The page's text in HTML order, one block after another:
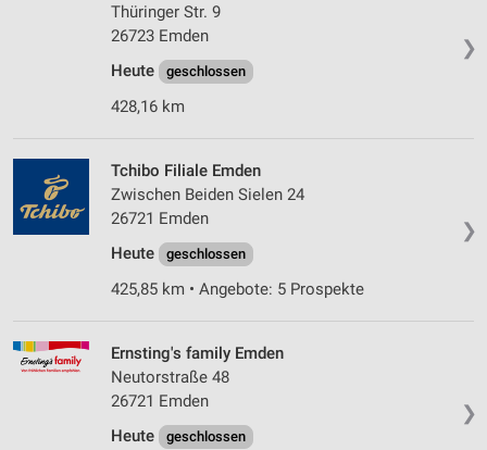
❯
Thüringer Str. 9
26723 Emden
Heute
geschlossen
428,16 km
❯
Tchibo Filiale Emden
Zwischen Beiden Sielen 24
26721 Emden
Heute
geschlossen
425,85 km • Angebote: 5 Prospekte
❯
Ernsting's family Emden
Neutorstraße 48
26721 Emden
Heute
geschlossen